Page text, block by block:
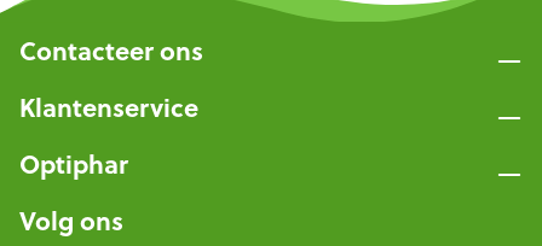
Contacteer ons
Klantenservice
Optiphar
Volg ons